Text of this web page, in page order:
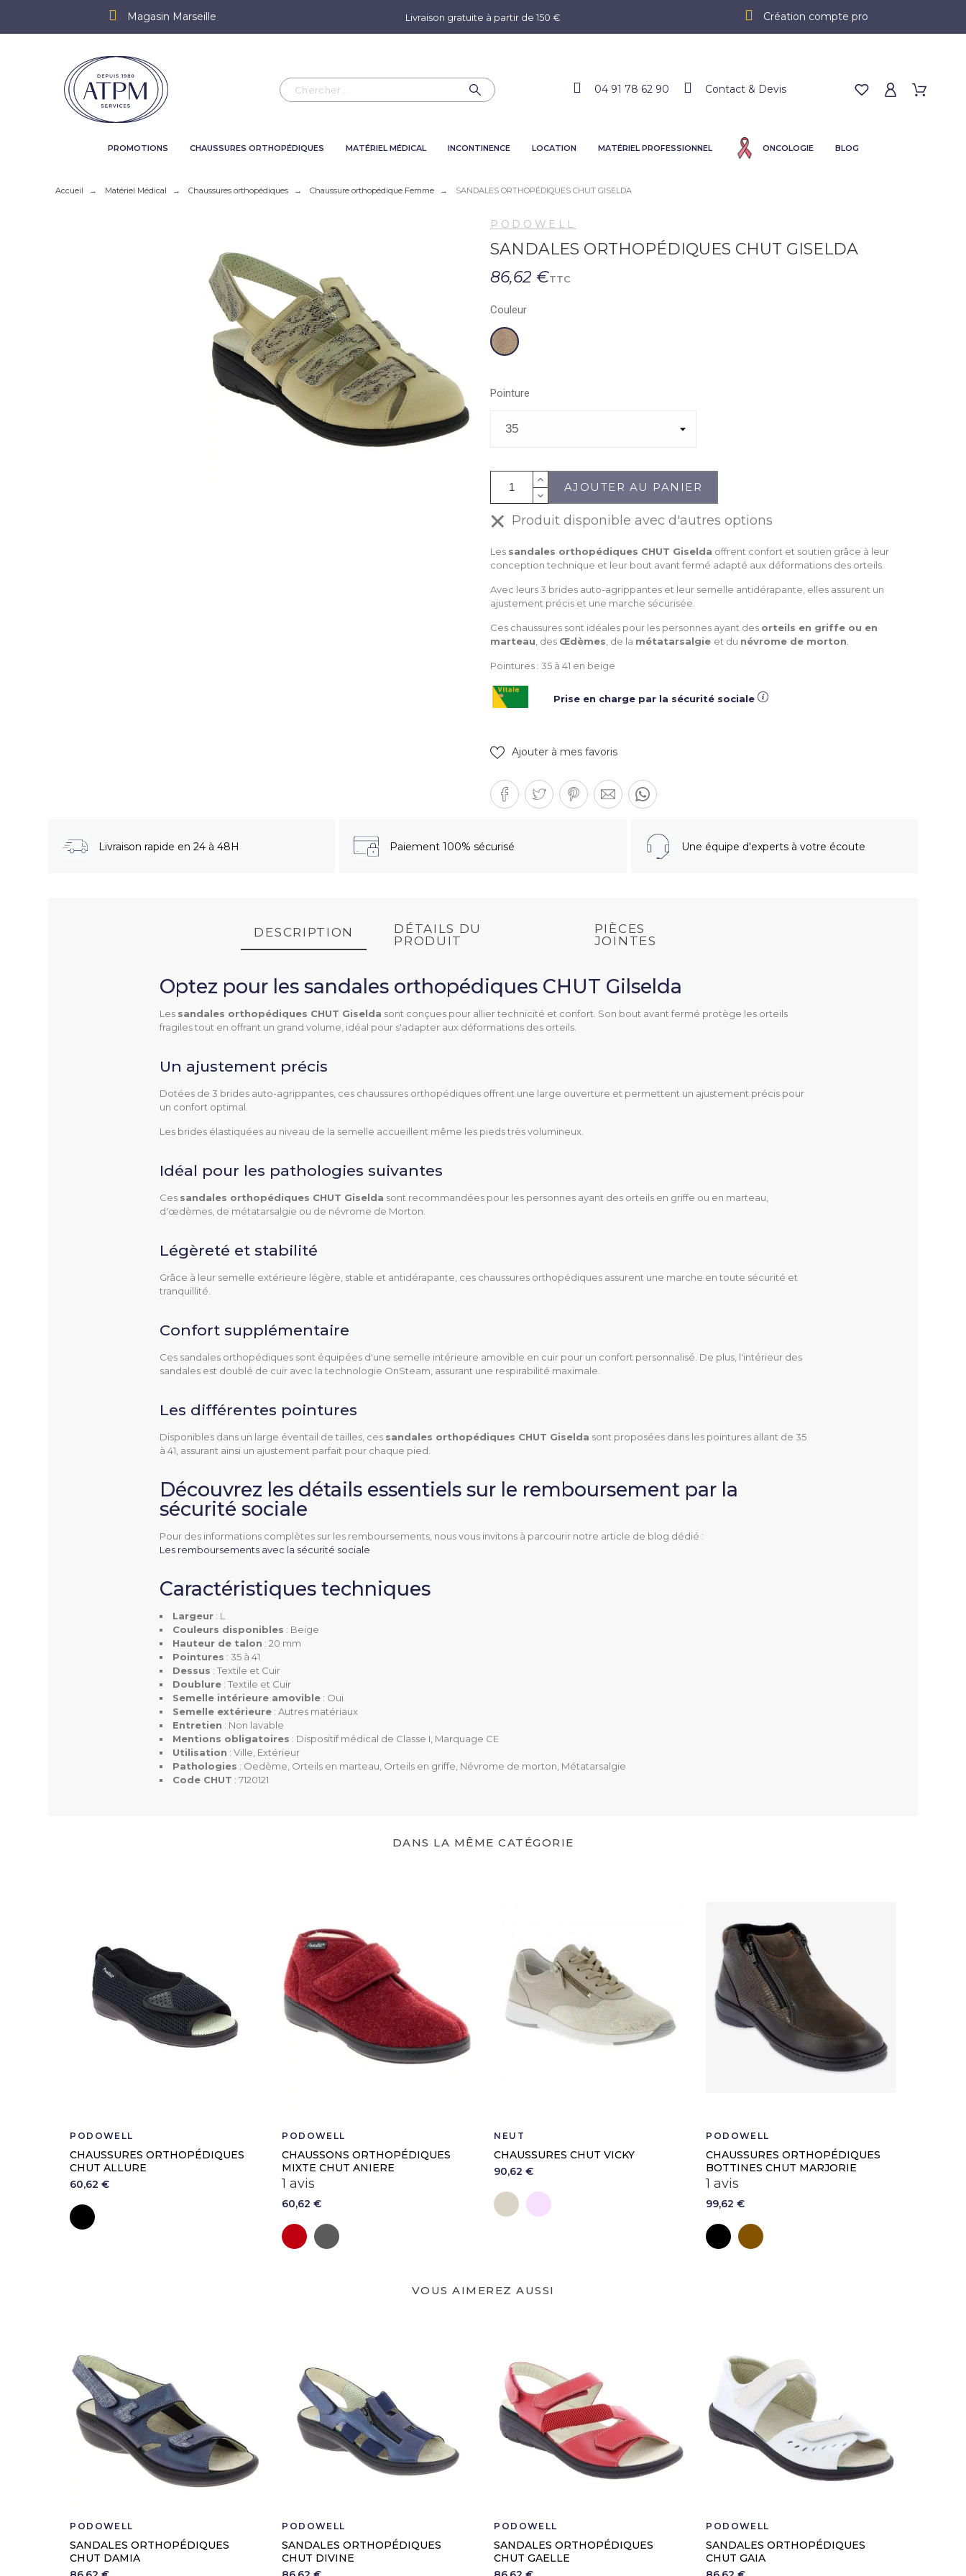
Magasin Marseille Livraison gratuite à partir de 150 € Création compte pro
04 91 78 62 90 Contact & Devis
PROMOTIONS CHAUSSURES ORTHOPÉDIQUES MATÉRIEL MÉDICAL INCONTINENCE LOCATION MATÉRIEL PROFESSIONNEL ONCOLOGIE BLOG
Accueil Matériel Médical Chaussures orthopédiques Chaussure orthopédique Femme SANDALES ORTHOPÉDIQUES CHUT GISELDA
PODOWELL
SANDALES ORTHOPÉDIQUES CHUT GISELDA
86,62 €TTC
Couleur
Beige
Pointure
AJOUTER AU PANIER
Produit disponible avec d'autres options
Les sandales orthopédiques CHUT Giselda offrent confort et soutien grâce à leur
conception technique et leur bout avant fermé adapté aux déformations des orteils.
Avec leurs 3 brides auto-agrippantes et leur semelle antidérapante, elles assurent un
ajustement précis et une marche sécurisée.
Ces chaussures sont idéales pour les personnes ayant des orteils en griffe ou en
marteau , des Œdèmes , de la métatarsalgie et du névrome de morton
Pointures : 35 à 41 en beige
Prise en charge par la sécurité sociale
Ajouter à mes favoris
Livraison rapide en 24 à 48H Paiement 100% sécurisé Une équipe d'experts à votre écoute
DESCRIPTION
DÉTAILS DU
PRODUIT
PIÈCES
JOINTES
Optez pour les sandales orthopédiques CHUT Gilselda
Les sandales orthopédiques CHUT Giselda sont conçues pour allier technicité et confort. Son bout avant fermé protège les orteils
fragiles tout en offrant un grand volume, idéal pour s'adapter aux déformations des orteils.
Un ajustement précis
Dotées de 3 brides auto-agrippantes, ces chaussures orthopédiques offrent une large ouverture et permettent un ajustement précis pour
un confort optimal.
Les brides élastiquées au niveau de la semelle accueillent même les pieds très volumineux.
Idéal pour les pathologies suivantes
Ces sandales orthopédiques CHUT Giselda sont recommandées pour les personnes ayant des orteils en griffe ou en marteau,
d'œdèmes, de métatarsalgie ou de névrome de Morton.
Légèreté et stabilité
Grâce à leur semelle extérieure légère, stable et antidérapante, ces chaussures orthopédiques assurent une marche en toute sécurité et
tranquillité.
Confort supplémentaire
Ces sandales orthopédiques sont équipées d'une semelle intérieure amovible en cuir pour un confort personnalisé. De plus, l'intérieur des
sandales est doublé de cuir avec la technologie OnSteam, assurant une respirabilité maximale.
Les différentes pointures
Disponibles dans un large éventail de tailles, ces sandales orthopédiques CHUT Giselda sont proposées dans les pointures allant de 35
à 41, assurant ainsi un ajustement parfait pour chaque pied.
Découvrez les détails essentiels sur le remboursement par la
sécurité sociale
Pour des informations complètes sur les remboursements, nous vous invitons à parcourir notre article de blog dédié :
Les remboursements avec la sécurité sociale
Caractéristiques techniques
Largeur : L
Couleurs disponibles : Beige
Hauteur de talon : 20 mm
Pointures : 35 à 41
Dessus : Textile et Cuir
Doublure : Textile et Cuir
Semelle intérieure amovible : Oui
Semelle extérieure : Autres matériaux
Entretien : Non lavable
Mentions obligatoires : Dispositif médical de Classe I, Marquage CE
Utilisation : Ville, Extérieur
Pathologies : Oedème, Orteils en marteau, Orteils en griffe, Névrome de morton, Métatarsalgie
Code CHUT : 7120121
RéférenceGISELDA
Pathologies
Métatarsalgie
Œdème
Pointures 35 à 41
Dessus
Doublure
Semelle Intérieure Amovible Oui
Entretien
Couleur(s) Disponible(s)
Mentions Obligatoires
Code CHUT
NOTICE D'UTILISATION GISELDA (138.49K)
DANS LA MÊME CATÉGORIE
PODOWELL
CHAUSSURES ORTHOPÉDIQUES
CHUT ALLURE
60,62 €
PODOWELL
CHAUSSONS ORTHOPÉDIQUES
MIXTE CHUT ANIERE
1 avis
60,62 €
Bordeaux
NEUT
CHAUSSURES CHUT VICKY
90,62 €
Crème
PODOWELL
CHAUSSURES ORTHOPÉDIQUES
BOTTINES CHUT MARJORIE
1 avis
99,62 €
Noir
VOUS AIMEREZ AUSSI
PODOWELL
SANDALES ORTHOPÉDIQUES
CHUT DAMIA
PODOWELL
SANDALES ORTHOPÉDIQUES
CHUT DIVINE
PODOWELL
SANDALES ORTHOPÉDIQUES
CHUT GAELLE
PODOWELL
SANDALES ORTHOPÉDIQUES
CHUT GAIA